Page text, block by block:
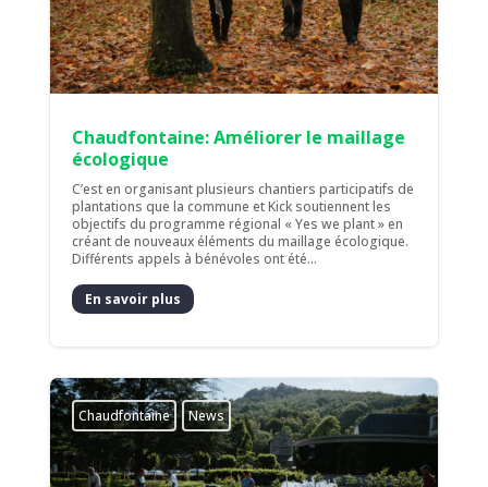
Chaudfontaine: Améliorer le maillage
écologique
C’est en organisant plusieurs chantiers participatifs de
plantations que la commune et Kick soutiennent les
objectifs du programme régional « Yes we plant » en
créant de nouveaux éléments du maillage écologique.
Différents appels à bénévoles ont été...
En savoir plus
Chaudfontaine News